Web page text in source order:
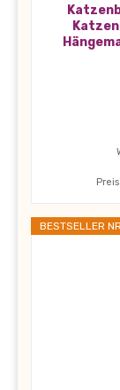
BESTSELLER